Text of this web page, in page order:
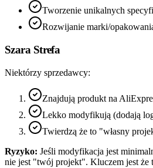
Tworzenie unikalnych
Rozwijanie marki/
Szara Strefa
Niektórzy sprzedawcy:
Znajdują produkt na
Lekko modyfikują (dodają
Twierdzą że to "własny
Ryzyko: Jeśli modyfikacja jest
nie jest "twój projekt". Kluczem jest że